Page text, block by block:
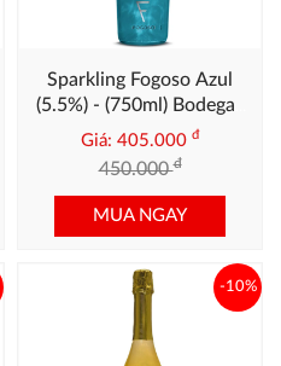
Sparkling Fogoso Azul
(5.5%) - (750ml) Bodegas
Verduguez
Giá: 405.000 đ
450.000đ
MUA NGAY
-10%